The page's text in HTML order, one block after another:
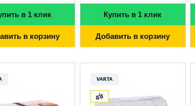
в 1 клик
в корзину
Купить в 1 клик
Добавить в корзину
VARTA